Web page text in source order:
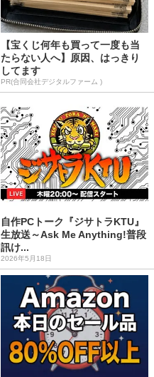
【宝くじ何年も買って一度も当
たらない人へ】原因、はっきり
してます
PR(合同会社デジタルファーム )
自作PCトーク『ジサトラKTU』
生放送～Ask Me Anything!普段
訊け...
2026年5月18日